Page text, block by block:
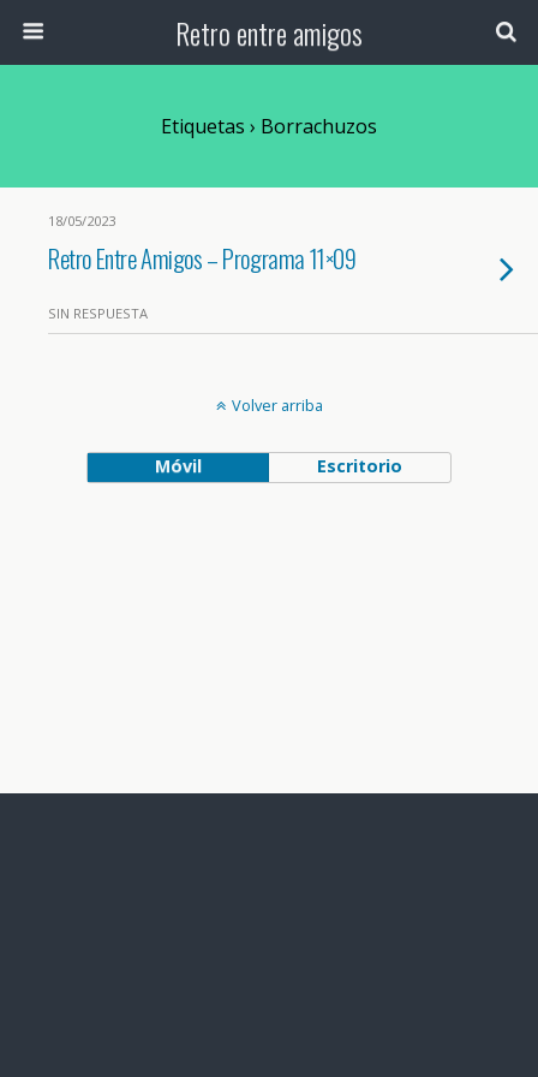
Retro entre amigos
Etiquetas › Borrachuzos
18/05/2023
Retro Entre Amigos – Programa 11×09
SIN RESPUESTA
Volver arriba
Móvil Escritorio